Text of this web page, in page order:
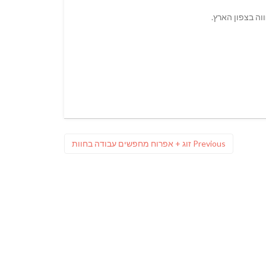
Previous
Previous
זוג + אפרוח מחפשים עבודה בחוות